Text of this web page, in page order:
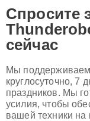
Спросите
сейчас
Мы
круглосуточно, 7
праздников. Мы
усилия, чтобы
вашей техники на